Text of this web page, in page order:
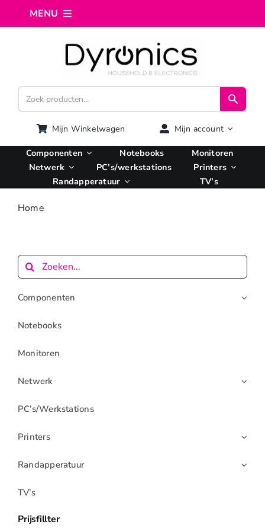
MENU
Webshop
Computer reparatie
AI Integratie
Hosting
Openingstijden
Contact
Mijn Winkelwagen Mijn account
Componenten Notebooks
Monitoren
Netwerk
PC’s/werkstations
Printers
Randapperatuur
TV’s
Home
Zoeken
naar:
Componenten
Notebooks
Monitoren
Netwerk
PC’s/werkstations
Printers
Randapperatuur
TV’s
Prijsfillter